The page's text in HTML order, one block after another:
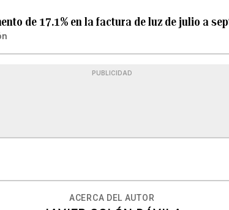
de 17.1% en la factura de luz de julio a
PUBLICIDAD
ACERCA DEL AUTOR